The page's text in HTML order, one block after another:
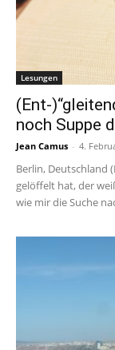
Lesungen
(Ent-
noch Suppe
Jean Camus - 4.
Berlin, Deutschland
gelöffelt hat, der
wie mir die Suche